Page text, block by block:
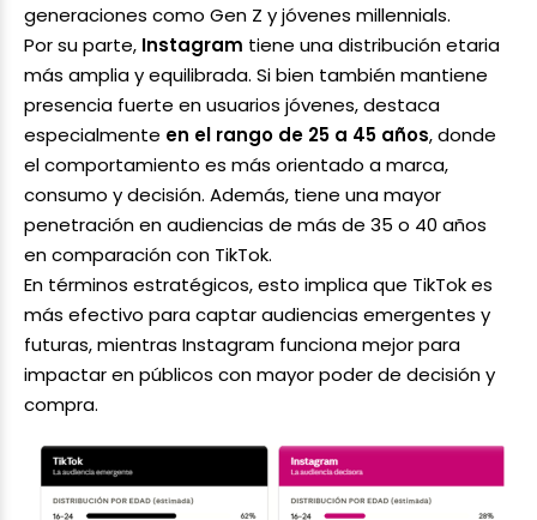
generaciones como Gen Z y jóvenes millennials.
Por su parte, Instagram tiene una distribución etaria
más amplia y equilibrada. Si bien también mantiene
presencia fuerte en usuarios jóvenes, destaca
especialmente en el rango de 25 a 45 años, donde
el comportamiento es más orientado a marca,
consumo y decisión. Además, tiene una mayor
penetración en audiencias de más de 35 o 40 años
en comparación con TikTok.
En términos estratégicos, esto implica que TikTok es
más efectivo para captar audiencias emergentes y
futuras, mientras Instagram funciona mejor para
impactar en públicos con mayor poder de decisión y
compra.